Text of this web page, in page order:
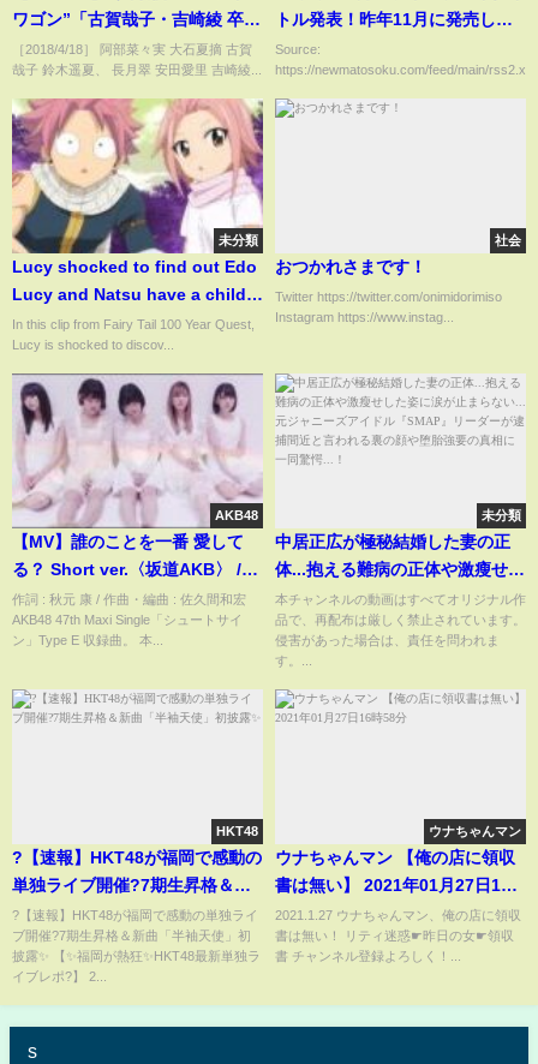
ワゴン”「古賀哉子・吉崎綾 卒
業」(ラストアイドル)
［2018/4/18］ 阿部菜々実 大石夏摘 古賀
哉子 鈴木遥夏、 長月翠 安田愛里 吉崎綾...
トル発表！昨年11月に発売した
ばかりのあの大作が爆速で登
場！
Source:
https://newmatosoku.com/feed/main/
未分類
Lucy shocked to find out Edo
Lucy and Natsu have a child -
Fairy Tail 100 Year Quest
In this clip from Fairy Tail 100 Year Quest,
Lucy is shocked to discov...
社会
おつかれさまです！
Twitter https://twitter.com/onimidorimiso
Instagram https://www.instag...
AKB48
【MV】誰のことを一番 愛して
る？ Short ver.〈坂道AKB〉 /
AKB48[公式]
作詞 : 秋元 康 / 作曲・編曲 : 佐久間和宏
AKB48 47th Maxi Single「シュートサイ
ン」Type E 収録曲。 本...
未分類
中居正広が極秘結婚した妻の正
体...抱える難病の正体や激瘦せし
た姿に涙が止まらない...元ジャニ
ーズアイドル『SMAP』リーダー
が逮捕間近と言われる裏の顔や
本チャンネルの動画はすべてオリジナル作
品で、再配布は厳しく禁止されています。
侵害があった場合は、責任を問われま
す。...
HKT48
?【速報】HKT48が福岡で感動の
単独ライブ開催?7期生昇格＆新
曲「半袖天使」初披露✨
?【速報】HKT48が福岡で感動の単独ライ
ブ開催?7期生昇格＆新曲「半袖天使」初
披露✨ 【✨福岡が熱狂✨HKT48最新単独ラ
イブレポ?】 2...
ウナちゃんマン
ウナちゃんマン 【俺の店に領収
書は無い】 2021年01月27日16
時58分
2021.1.27 ウナちゃんマン、俺の店に領収
書は無い！ リティ迷惑☛昨日の女☛領収
書 チャンネル登録よろしく！...
s